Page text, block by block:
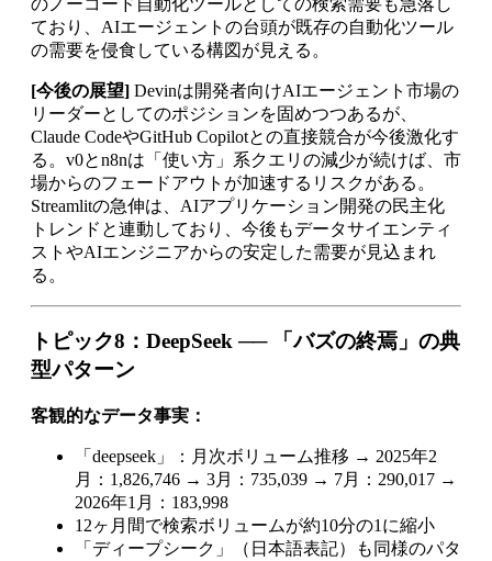
ており、AIエージェントの台頭が既存の自動化ツール
の需要を侵食している構図が見える。
[今後の展望] Devinは開発者向けAIエージェント市場の
リーダーとしてのポジションを固めつつあるが、
Claude CodeやGitHub Copilotとの直接競合が今後激化す
る。v0とn8nは「使い方」系クエリの減少が続けば、市
場からのフェードアウトが加速するリスクがある。
Streamlitの急伸は、AIアプリケーション開発の民主化
トレンドと連動しており、今後もデータサイエンティ
ストやAIエンジニアからの安定した需要が見込まれ
る。
トピック8：DeepSeek ── 「バズの終焉」の典
型パターン
客観的なデータ事実：
「deepseek」：月次ボリューム推移 → 2025年2
月：1,826,746 → 3月：735,039 → 7月：290,017 →
2026年1月：183,998
12ヶ月間で検索ボリュームが約10分の1に縮小
「ディープシーク」（日本語表記）も同様のパタ